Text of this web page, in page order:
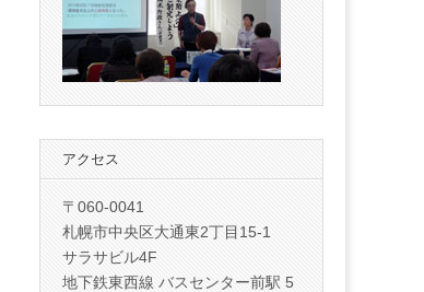
アクセス
〒060-0041
札幌市中央区大通東2丁目15-1
サラサビル4F
地下鉄東西線 バスセンター前駅 5